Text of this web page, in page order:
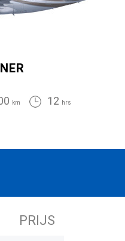
km 12 hrs
PRIJS